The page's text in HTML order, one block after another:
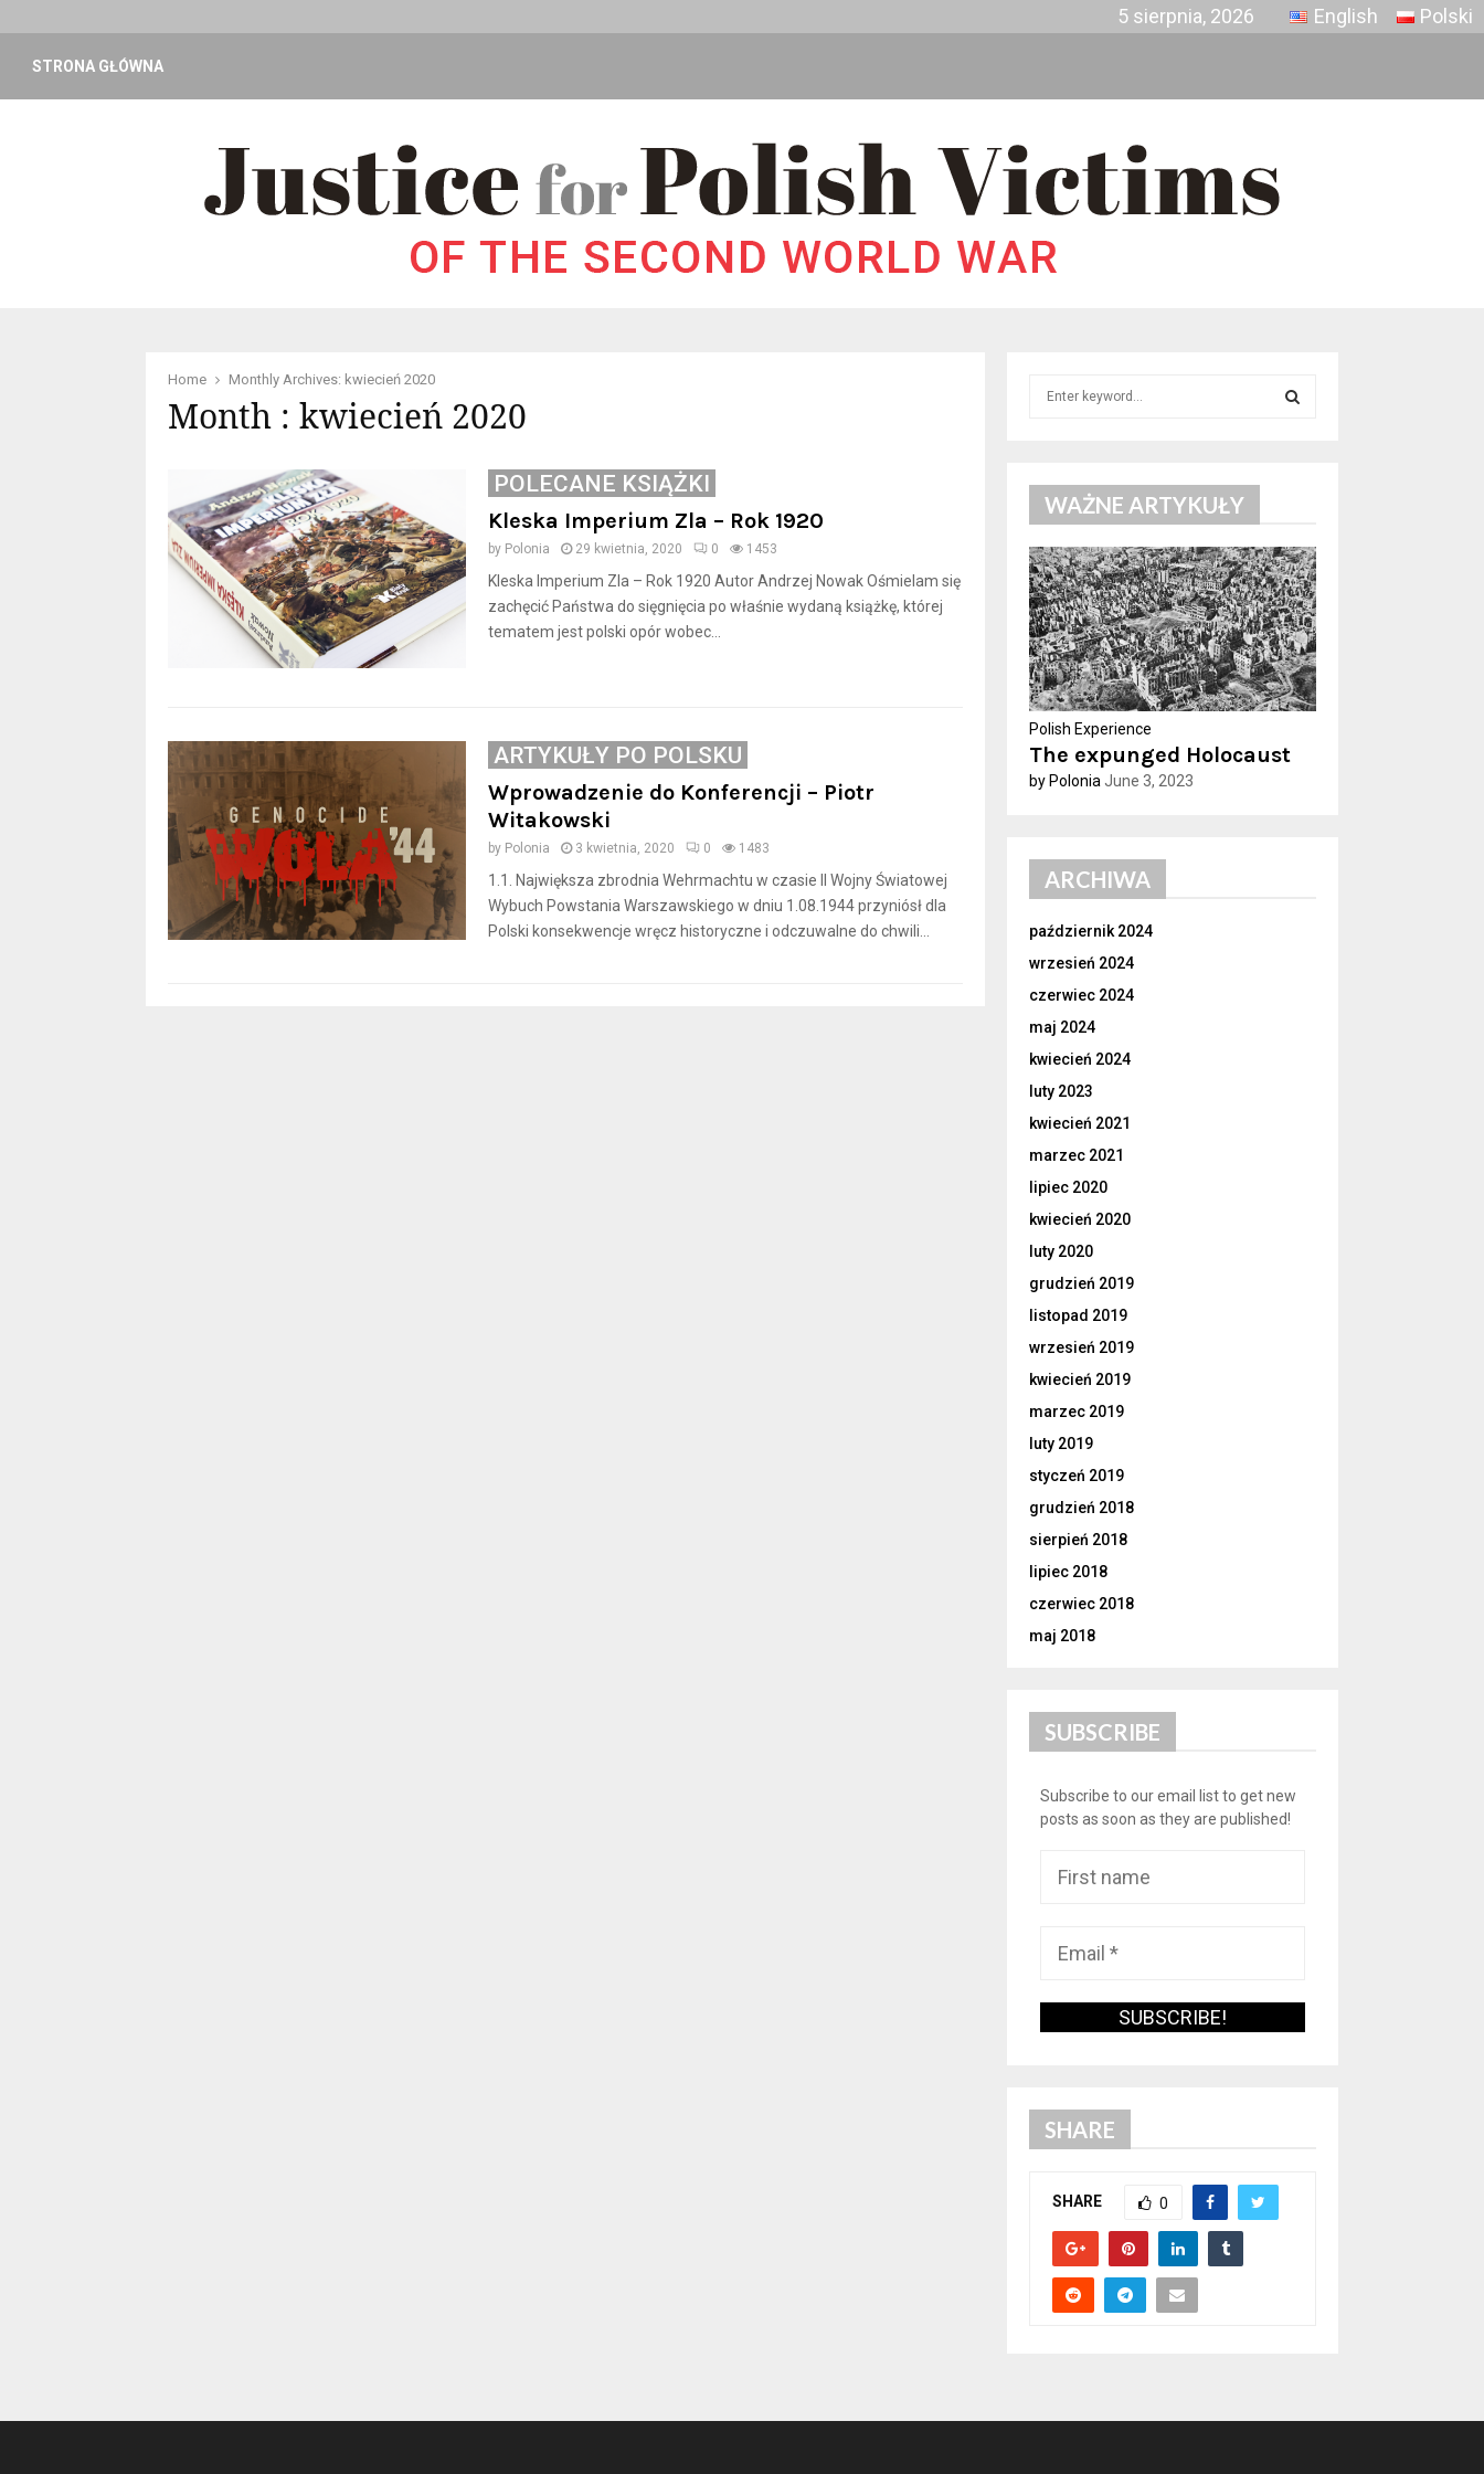
5 sierpnia, 2026 English Polski
STRONA GŁÓWNA
Home Monthly Archives: kwiecień 2020
Month : kwiecień 2020
POLECANE KSIĄŻKI
Kleska Imperium Zla – Rok 1920
by Polonia 29 kwietnia, 2020 0 1453
Kleska Imperium Zla – Rok 1920 Autor Andrzej Nowak Ośmielam się
zachęcić Państwa do sięgnięcia po właśnie wydaną książkę, której
tematem jest polski opór wobec...
ARTYKUŁY PO POLSKU
Wprowadzenie do Konferencji – Piotr
Witakowski
by Polonia 3 kwietnia, 2020 0 1483
1.1. Największa zbrodnia Wehrmachtu w czasie II Wojny Światowej
Wybuch Powstania Warszawskiego w dniu 1.08.1944 przyniósł dla
Polski konsekwencje wręcz historyczne i odczuwalne do chwili...
f
o
r
:
R
C
H
WAŻNE ARTYKUŁY
Polish Experience
The expunged Holocaust
by PoloniaJune 3, 2023
ARCHIWA
październik 2024
wrzesień 2024
czerwiec 2024
maj 2024
kwiecień 2024
luty 2023
kwiecień 2021
marzec 2021
lipiec 2020
kwiecień 2020
luty 2020
grudzień 2019
listopad 2019
wrzesień 2019
kwiecień 2019
marzec 2019
luty 2019
styczeń 2019
grudzień 2018
sierpień 2018
lipiec 2018
czerwiec 2018
maj 2018
SUBSCRIBE
Subscribe to our email list to get new
posts as soon as they are published!
SHARE
SHARE 0